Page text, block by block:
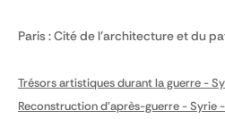
Paris : Cité de l'architecture et du
Trésors artistiques durant la guerre -
Reconstruction d'après-guerre - Syrie